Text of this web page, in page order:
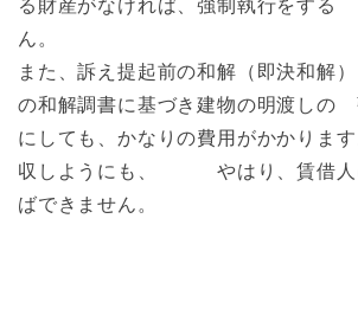
る財産がなければ、強制執行をする
ん。
また、訴え提起前の和解（即決和解
の和解調書に基づき建物の明渡しの
にしても、かなりの費用がかかりま
収しようにも、 やはり、賃借人
ばできません。